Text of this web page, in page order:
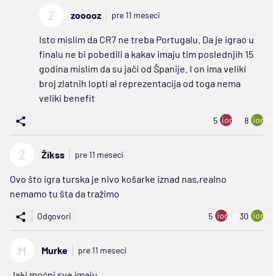
Z zooooz pre 11 meseci
Isto mislim da CR7 ne treba Portugalu. Da je igrao u
finalu ne bi pobedili a kakav imaju tim poslednjih 15
godina mislim da su jači od Španije. I on ima veliki
broj zlatnih lopti al reprezentacija od toga nema
veliki benefit
5 ion:minus
8
Ž Žikss pre 11 meseci
Ovo što igra turska je nivo košarke iznad nas,realno
nemamo tu šta da tražimo
Odgovori 5 ion:minus
30
M Murke pre 11 meseci